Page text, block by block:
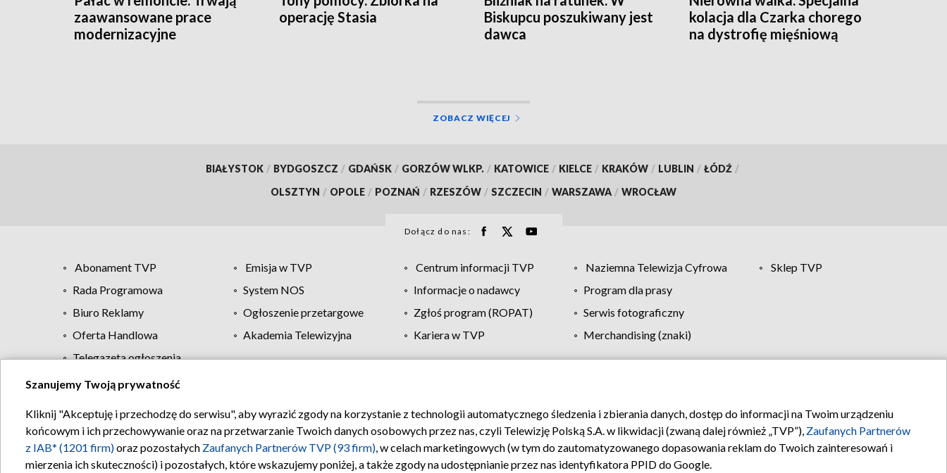
zaawansowane prace
modernizacyjne
operację Stasia
Biskupcu poszukiwany jest
dawca
kolacja dla Czarka chorego
na dystrofię mięśniową
ZOBACZ WIĘCEJ
BIAŁYSTOK / BYDGOSZCZ / GDAŃSK / GORZÓW WLKP. / KATOWICE / KIELCE / KRAKÓW / LUBLIN / ŁÓDŹ /
OLSZTYN / OPOLE / POZNAŃ / RZESZÓW / SZCZECIN / WARSZAWA / WROCŁAW
Dołącz do nas:
Abonament TVP Emisja w TVP Centrum informacji TVP Naziemna Telewizja Cyfrowa
Sklep TVP
Rada Programowa
System NOS Informacje o nadawcy
Program dla prasy
Biuro Reklamy
Ogłoszenie przetargowe Zgłoś program (ROPAT)
Serwis fotograficzny
Oferta Handlowa
Akademia Telewizyjna Kariera w TVP
Merchandising (znaki)
Telegazeta ogłoszenia
Regulamin TVP Polityka prywatności Moje zgody Pomoc Biuro reklamy Kontakt
Szanujemy Twoją prywatność
Kliknij "Akceptuję i przechodzę do serwisu", aby wyrazić zgody na korzystanie z technologii automatycznego śledzenia i zbierania danych, dostęp do informacji na Twoim urządzeniu
końcowym i ich przechowywanie oraz na przetwarzanie Twoich danych osobowych przez nas, czyli Telewizję Polską S.A. w likwidacji (zwaną dalej również „TVP”), Zaufanych Partnerów
z IAB* (1201 firm)oraz pozostałych Zaufanych Partnerów TVP (93 firm), w celach marketingowych (w tym do zautomatyzowanego dopasowania reklam do Twoich zainteresowań i
mierzenia ich skuteczności) i pozostałych, które wskazujemy poniżej, a także zgody na udostępnianie przez nas identyfikatora PPID do Google.